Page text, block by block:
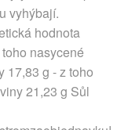
vyhýbají.
hodnota
nasycené
17,83 g - z toho
21,23 g Sůl